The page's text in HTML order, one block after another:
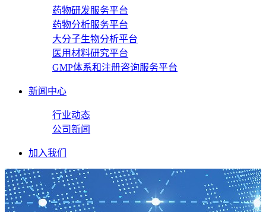
药物研发服务平台
药物分析服务平台
大分子生物分析平台
医用材料研究平台
GMP体系和注册咨询服务平台
新闻中心
行业动态
公司新闻
加入我们